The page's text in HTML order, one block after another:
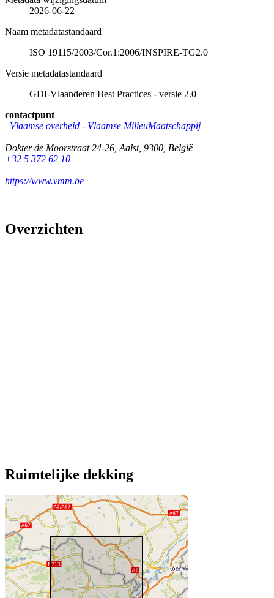
2026-06-22
Naam metadatastandaard
ISO 19115/2003/Cor.1:2006/INSPIRE-TG2.0
Versie metadatastandaard
GDI-Vlaanderen Best Practices - versie 2.0
contactpunt
Vlaamse overheid - Vlaamse MilieuMaatschappij
Dokter de Moorstraat 24-26 Aalst, 9300 België
+32 5 372 62 10
https://www.vmm.be
Overzichten
Ruimtelijke dekking